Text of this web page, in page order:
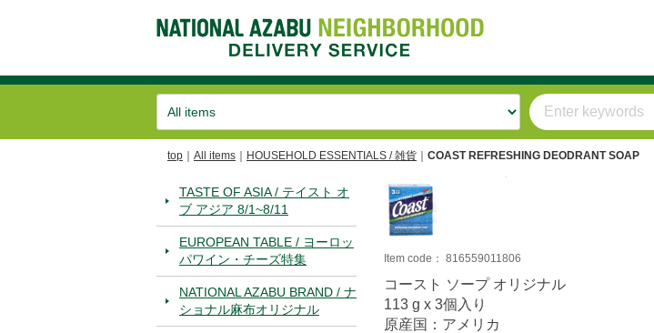
top All items HOUSEHOLD ESSENTIALS / 雑貨 COAST REFRESHING DEODRANT SOAP
TASTE OF ASIA / テイスト オ
ブ アジア 8/1~8/11
EUROPEAN TABLE / ヨーロッ
パワイン・チーズ特集
NATIONAL AZABU BRAND / ナ
ショナル麻布オリジナル
Item code： 816559011806
コースト ソープ オリジナル
113 g x 3個入り
原産国：アメリカ